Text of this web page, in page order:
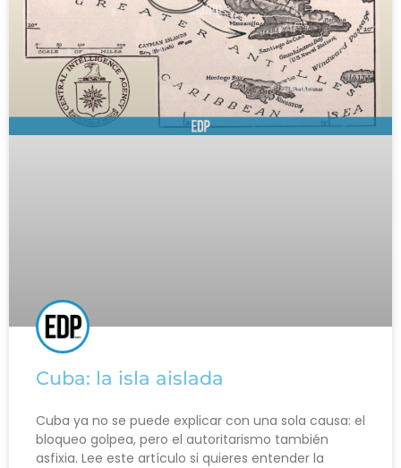
Cuba: la isla aislada
Cuba ya no se puede explicar con una sola causa: el
bloqueo golpea, pero el autoritarismo también
asfixia. Lee este artículo si quieres entender la